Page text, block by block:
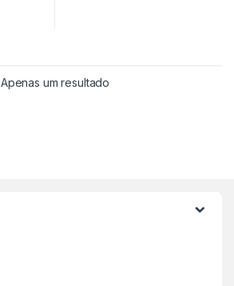
Apenas um resultado